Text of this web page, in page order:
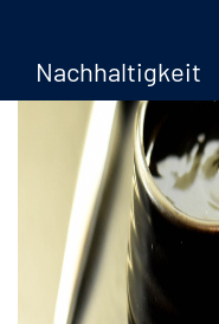
Nachhaltigkeit